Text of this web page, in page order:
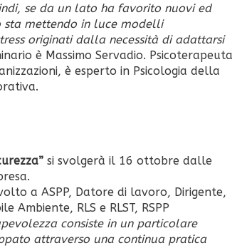
se da un lato ha favorito nuovi ed
mettendo in luce modelli
originati dalla necessità di adattarsi
è Massimo Servadio. Psicoterapeuta
è esperto in Psicologia della
si svolgerà il 16 ottobre dalle
a ASPP, Datore di lavoro, Dirigente,
Ambiente, RLS e RLST, RSPP
consiste in un particolare
attraverso una continua pratica